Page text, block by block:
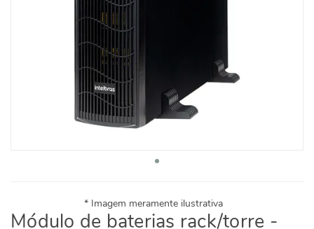
Módulo de baterias rack/torre -